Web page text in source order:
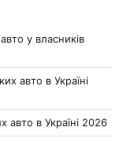
у власників
авто в Україні
авто в Україні 2026